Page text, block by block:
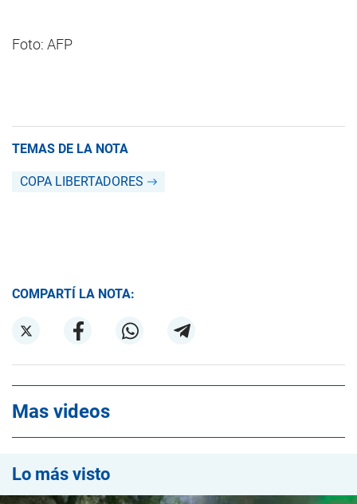
Foto: AFP
TEMAS DE LA NOTA
COPA LIBERTADORES
COMPARTÍ LA NOTA:
Mas videos
Lo más visto